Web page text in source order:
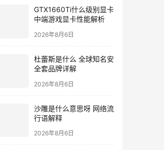
GTX1660Ti什么级别显卡
中端游戏显卡性能解析
2026年8月6日
杜蕾斯是什么 全球知名安
全套品牌详解
2026年8月6日
沙雕是什么意思呀 网络流
行语解释
2026年8月6日